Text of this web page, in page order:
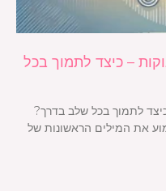
– כיצד לתמוך בכל
לתמוך בכל שלב בדרך?
את המילים הראשונות של